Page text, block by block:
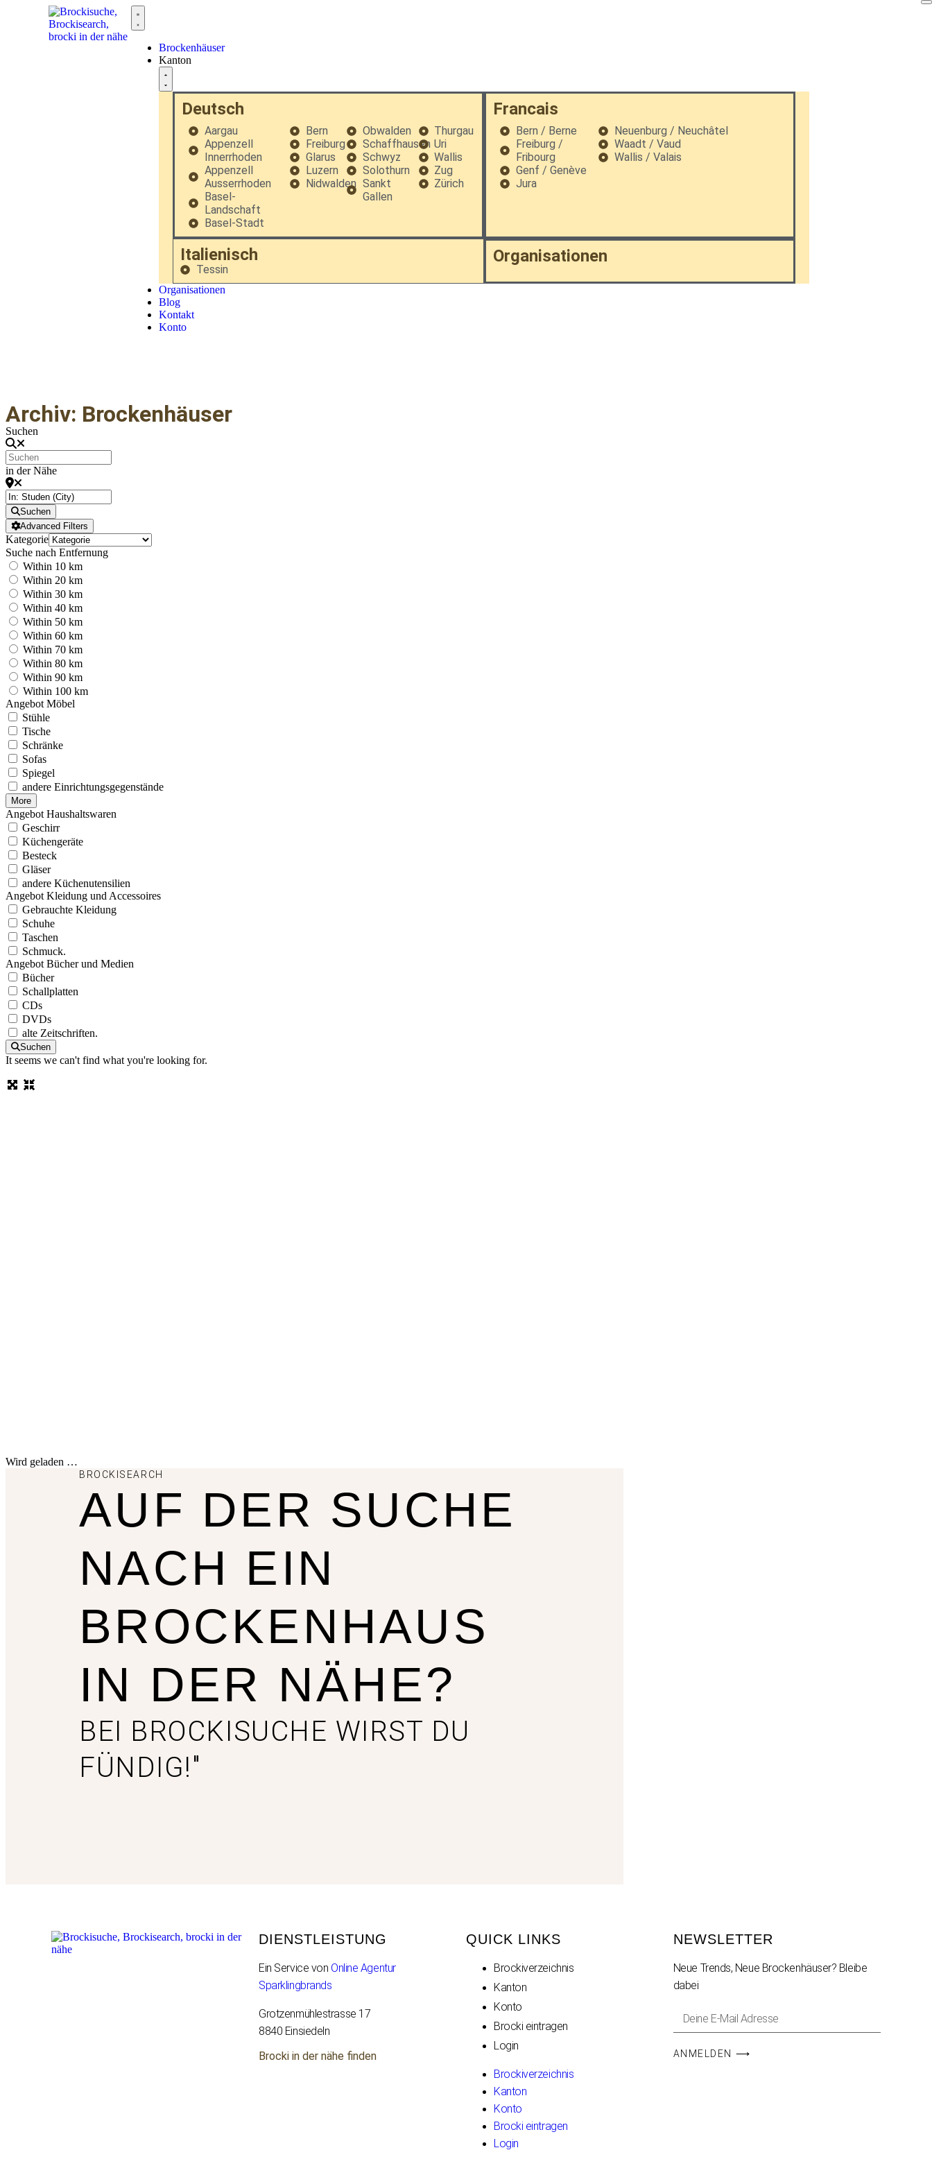
Brockenhäuser
Kanton
Deutsch
Aargau
Appenzell
Innerrhoden
Appenzell
Ausserrhoden
Basel-
Landschaft
Basel-Stadt
Bern
Freiburg
Glarus
Luzern
Nidwalden
Obwalden
Schaffhausen
Schwyz
Solothurn
Sankt
Gallen
Thurgau
Uri
Wallis
Zug
Zürich
Francais
Bern / Berne
Freiburg /
Fribourg
Genf / Genève
Jura
Neuenburg / Neuchâtel
Waadt / Vaud
Wallis / Valais
Italienisch
Tessin
Organisationen
Organisationen
Blog
Kontakt
Konto
Archiv: Brockenhäuser
Suchen
in der Nähe
Suchen
Advanced Filters
Kategorie
Suche nach Entfernung
Within 10 km
Within 20 km
Within 30 km
Within 40 km
Within 50 km
Within 60 km
Within 70 km
Within 80 km
Within 90 km
Within 100 km
Angebot Möbel
Stühle
Tische
Schränke
Sofas
Spiegel
andere Einrichtungsgegenstände
More
Angebot Haushaltswaren
Geschirr
Küchengeräte
Besteck
Gläser
andere Küchenutensilien
Angebot Kleidung und Accessoires
Gebrauchte Kleidung
Schuhe
Taschen
Schmuck.
Angebot Bücher und Medien
Bücher
Schallplatten
CDs
DVDs
alte Zeitschriften.
Suchen
It seems we can't find what you're looking for.
Wird geladen …
BROCKISEARCH
AUF DER SUCHE
NACH EIN
BROCKENHAUS
IN DER NÄHE?
BEI BROCKISUCHE WIRST DU
FÜNDIG!"
DIENSTLEISTUNG
Ein Service von Online Agentur
Sparklingbrands
Grotzenmühlestrasse 17
8840 Einsiedeln
Brocki in der nähe finden
QUICK LINKS
Brockiverzeichnis
Kanton
Konto
Brocki eintragen
Login
Brockiverzeichnis
Kanton
Konto
Brocki eintragen
Login
NEWSLETTER
Neue Trends, Neue Brockenhäuser? Bleibe
dabei
ANMELDEN ⟶